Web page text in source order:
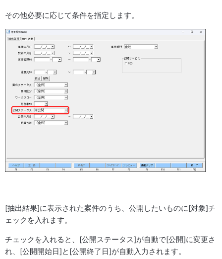
その他必要に応じて条件を指定します。
[抽出結果]に表示された案件のうち、公開したいものに[対象]チ
ェックを入れます。
チェックを入れると、[公開ステータス]が自動で[公開]に変更さ
れ、[公開開始日]と[公開終了日]が自動入力されます。